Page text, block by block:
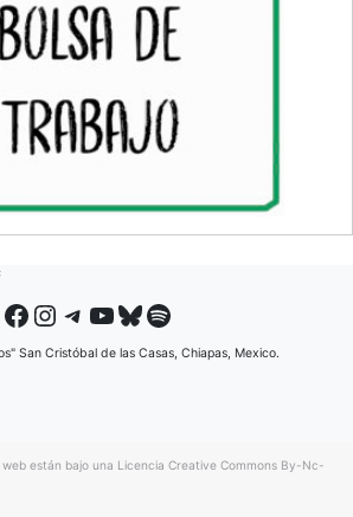
Facebook Instagram Telegram YouTube Bluesky Spotify
San Cristóbal de las Casas, Chiapas, Mexico.
están bajo una Licencia Creative Commons By-Nc-